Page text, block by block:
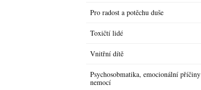
Pro radost a potěchu duše
Toxičtí lidé
Vnitřní dítě
Psychosobmatika, emocionální příčiny
nemocí